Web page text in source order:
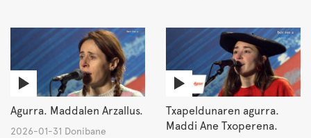
Agurra. Maddalen Arzallus.
2026-01-31 Donibane
Txapeldunaren agurra.
Maddi Ane Txoperena.